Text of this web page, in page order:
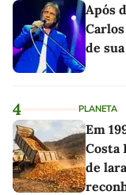
Após
de
4 PLANETA
Em
Costa
de